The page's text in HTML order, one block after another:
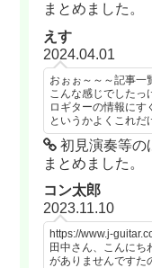
まとめました。
えす
2024.04.01
おぉぉ～～～記事一
こんな感じでした
ロギターの情報に
というかよくこれだ
初見演奏等の
まとめました。
コン太郎
2023.11.10
https://www.j-
田中さん、こんにち
がありませんですた